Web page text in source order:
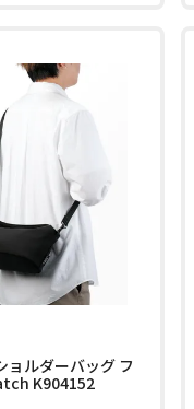
ョルダーバッグ フ
K904152